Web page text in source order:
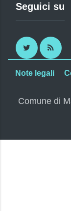
Seguici su
Twitter RSS
Note legali
Comune di